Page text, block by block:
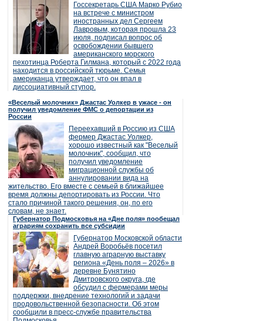
Госсекретарь США Марко Рубио
на встрече с министром
иностранных дел Сергеем
Лавровым, которая прошла 23
июля, подписал вопрос об
освобождении бывшего
американского морского
пехотинца Роберта Гилмана, который с 2022 года
находится в российской тюрьме. Семья
американца утверждает, что он впал в
диссоциативный ступор.
«Веселый молочник» Джастас Уолкер в ужасе - он
получил уведомление ФМС о депортации из
России
Переехавший в Россию из США
фермер Джастас Уолкер,
хорошо известный как "Веселый
молочник", сообщил, что
получил уведомление
миграционной службы об
аннулировании вида на
жительство. Его вместе с семьей в ближайшее
время должны депортировать из России. Что
стало причиной такого решения, он, по его
словам, не знает.
Губернатор Подмосковья на «Дне поля» пообещал
аграриям сохранить все субсидии
Губернатор Московской области
Андрей Воробьёв посетил
главную аграрную выставку
региона «День поля – 2026» в
деревне Бунятино
Дмитровского округа, где
обсудил с фермерами меры
поддержки, внедрение технологий и задачи
продовольственной безопасности. Об этом
сообщили в пресс-службе правительства